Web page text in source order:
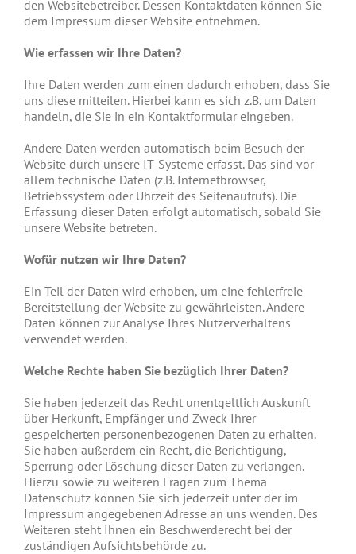
den Websitebetreiber. Dessen Kontaktdaten können Sie
dem Impressum dieser Website entnehmen.
Wie erfassen wir Ihre Daten?
Ihre Daten werden zum einen dadurch erhoben, dass Sie
uns diese mitteilen. Hierbei kann es sich z.B. um Daten
handeln, die Sie in ein Kontaktformular eingeben.
Andere Daten werden automatisch beim Besuch der
Website durch unsere IT-Systeme erfasst. Das sind vor
allem technische Daten (z.B. Internetbrowser,
Betriebssystem oder Uhrzeit des Seitenaufrufs). Die
Erfassung dieser Daten erfolgt automatisch, sobald Sie
unsere Website betreten.
Wofür nutzen wir Ihre Daten?
Ein Teil der Daten wird erhoben, um eine fehlerfreie
Bereitstellung der Website zu gewährleisten. Andere
Daten können zur Analyse Ihres Nutzerverhaltens
verwendet werden.
Welche Rechte haben Sie bezüglich Ihrer Daten?
Sie haben jederzeit das Recht unentgeltlich Auskunft
über Herkunft, Empfänger und Zweck Ihrer
gespeicherten personenbezogenen Daten zu erhalten.
Sie haben außerdem ein Recht, die Berichtigung,
Sperrung oder Löschung dieser Daten zu verlangen.
Hierzu sowie zu weiteren Fragen zum Thema
Datenschutz können Sie sich jederzeit unter der im
Impressum angegebenen Adresse an uns wenden. Des
Weiteren steht Ihnen ein Beschwerderecht bei der
zuständigen Aufsichtsbehörde zu.